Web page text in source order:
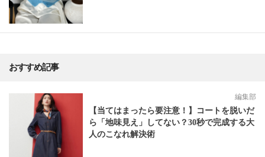
おすすめ記事
編集部
【当てはまったら要注意！】コートを脱いだ
ら「地味見え」してない？30秒で完成する大
人のこなれ解決術